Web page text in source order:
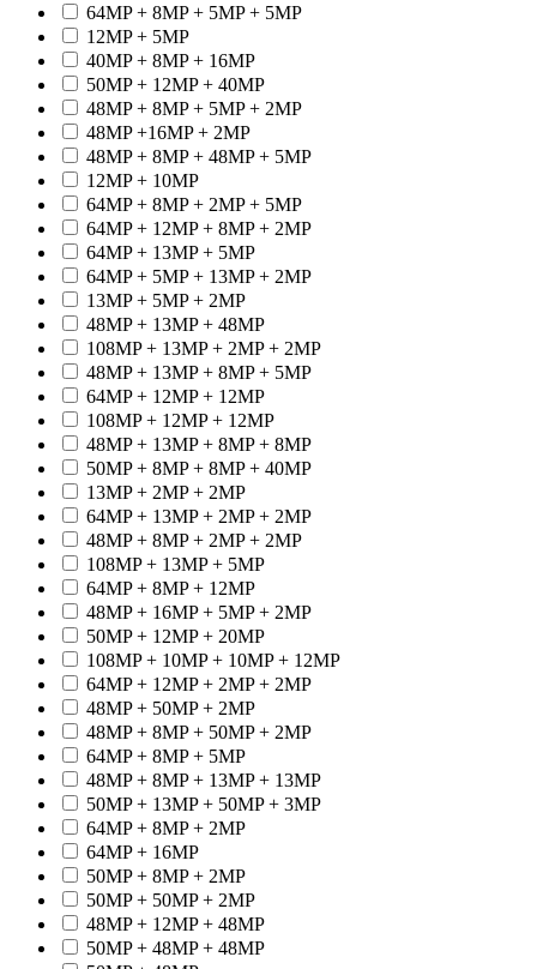
64MP + 8MP + 5MP + 5MP
12MP + 5MP
40MP + 8MP + 16MP
50MP + 12MP + 40MP
48MP + 8MP + 5MP + 2MP
48MP +16MP + 2MP
48MP + 8MP + 48MP + 5MP
12MP + 10MP
64MP + 8MP + 2MP + 5MP
64MP + 12MP + 8MP + 2MP
64MP + 13MP + 5MP
64MP + 5MP + 13MP + 2MP
13MP + 5MP + 2MP
48MP + 13MP + 48MP
108MP + 13MP + 2MP + 2MP
48MP + 13MP + 8MP + 5MP
64MP + 12MP + 12MP
108MP + 12MP + 12MP
48MP + 13MP + 8MP + 8MP
50MP + 8MP + 8MP + 40MP
13MP + 2MP + 2MP
64MP + 13MP + 2MP + 2MP
48MP + 8MP + 2MP + 2MP
108MP + 13MP + 5MP
64MP + 8MP + 12MP
48MP + 16MP + 5MP + 2MP
50MP + 12MP + 20MP
108MP + 10MP + 10MP + 12MP
64MP + 12MP + 2MP + 2MP
48MP + 50MP + 2MP
48MP + 8MP + 50MP + 2MP
64MP + 8MP + 5MP
48MP + 8MP + 13MP + 13MP
50MP + 13MP + 50MP + 3MP
64MP + 8MP + 2MP
64MP + 16MP
50MP + 8MP + 2MP
50MP + 50MP + 2MP
48MP + 12MP + 48MP
50MP + 48MP + 48MP